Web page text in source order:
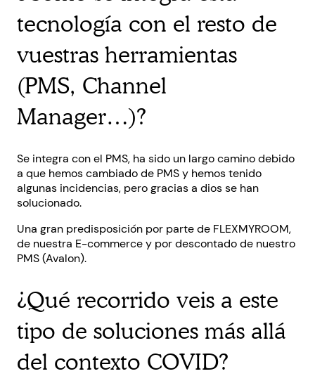
tecnología con el resto de
vuestras herramientas
(PMS, Channel
Manager…)?
Se integra con el PMS, ha sido un largo camino debido
a que hemos cambiado de PMS y hemos tenido
algunas incidencias, pero gracias a dios se han
solucionado.
Una gran predisposición por parte de FLEXMYROOM,
de nuestra E-commerce y por descontado de nuestro
PMS (Avalon).
¿Qué recorrido veis a este
tipo de soluciones más allá
del contexto COVID?